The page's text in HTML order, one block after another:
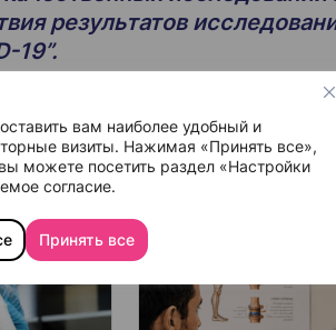
вам наиболее удобный и
визиты. Нажимая «Принять все»,
можете посетить раздел «Настройки
согласие.
Принять все
результатов
19”.